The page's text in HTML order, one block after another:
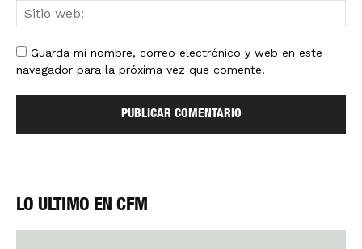
Guarda mi nombre, correo electrónico y web en este
navegador para la próxima vez que comente.
LO ÚLTIMO EN CFM